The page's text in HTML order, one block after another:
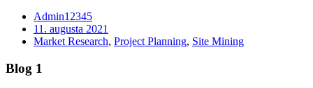
Admin12345
11. augusta 2021
Market Research, Project Planning, Site Mining
Blog 1